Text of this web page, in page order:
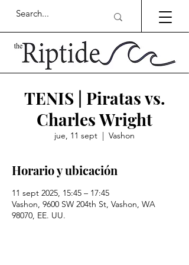
TENIS | Piratas vs.
Charles Wright
jue, 11 sept
  |
Vashon
Horario y ubicación
11 sept 2025, 15:45 – 17:45
Vashon, 9600 SW 204th St, Vashon, WA
98070, EE. UU.